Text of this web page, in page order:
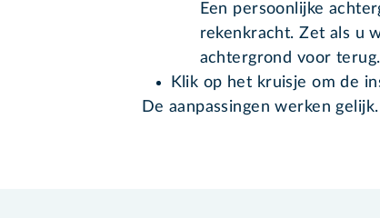
Een persoonlijke
rekenkracht. Zet als u
achtergrond voor terug.
Klik op het kruisje om de
De aanpassingen werken